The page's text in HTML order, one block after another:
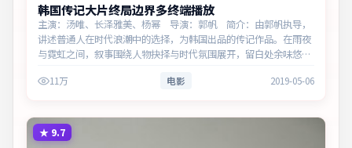
韩国传记大片终局边界多终端播放
主演：汤唯、长泽雅美、杨幂 导演：郭帆 简介：由郭帆执导，
讲述普通人在时代浪潮中的选择，为韩国出品的传记作品。在雨夜
与霓虹之间，叙事围绕人物抉择与时代氛围展开，留白处余味悠
意义。
11万 电影 2019-05-06
★ 9.7